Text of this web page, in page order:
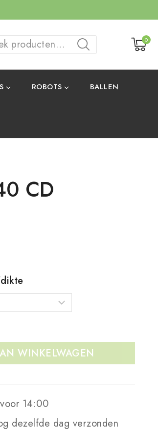
ZOEKEN
0
ROBOTS BALLEN
CD
WINKELWAGEN
14:00
dezelfde dag verzonden